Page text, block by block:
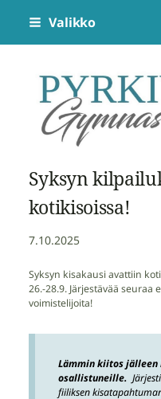
Siirry
sivun
sisältöön
Valikko
Pyrkivä
Syksyn
kotikisoissa!
7.10.2025
Syksyn kisakausi avattiin
26.-28.9. Järjestävää
voimistelijoita!
Lämmin kiitos
osallistuneille.
fiiliksen